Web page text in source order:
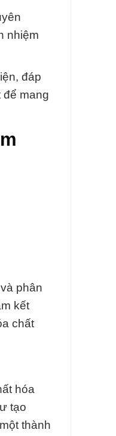
nhiệm
đáp
mang
phân
kết
chất
hóa
tạo
thành